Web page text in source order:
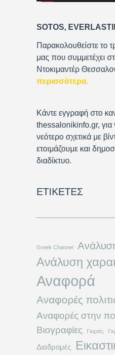
e
r
SOTOS,
Παρακολουθείστε το
μας που συμμετέχει
Ντοκιμαντέρ
περισσότερα.
Κάντε εγγραφή στο
thessalonikinfo.gr, για
νεότερο σχετικά με
ετοιμάζουμε και
διαδίκτυο.
ΕΤΙΚΈΤΕΣ
Greek Channel
Ανάλυση
Αναφορά
Αναφορές
Αναφορές στην
Βιογραφίες Γιορτές
Διαδρομές